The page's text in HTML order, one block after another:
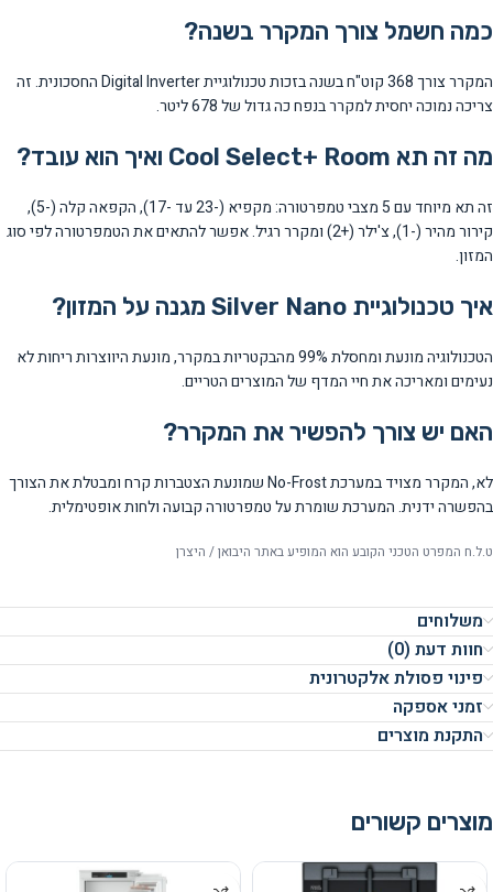
כמה חשמל צורך המקרר בשנה?
המקרר צורך 368 קוט"ח בשנה בזכות טכנולוגיית Digital Inverter החסכונית. זה
צריכה נמוכה יחסית למקרר בנפח כה גדול של 678 ליטר.
מה זה תא Cool Select+ Room ואיך הוא עובד?
זה תא מיוחד עם 5 מצבי טמפרטורה: מקפיא (-23 עד -17), הקפאה קלה (-5),
קירור מהיר (-1), צ'ילר (+2) ומקרר רגיל. אפשר להתאים את הטמפרטורה לפי סוג
המזון.
איך טכנולוגיית Silver Nano מגנה על המזון?
הטכנולוגיה מונעת ומחסלת 99% מהבקטריות במקרר, מונעת היווצרות ריחות לא
נעימים ומאריכה את חיי המדף של המוצרים הטריים.
האם יש צורך להפשיר את המקרר?
לא, המקרר מצויד במערכת No-Frost שמונעת הצטברות קרח ומבטלת את הצורך
בהפשרה ידנית. המערכת שומרת על טמפרטורה קבועה ולחות אופטימלית.
ט.ל.ח המפרט הטכני הקובע הוא המופיע באתר היבואן / היצרן
משלוחים
חוות דעת (0)
פינוי פסולת אלקטרונית
זמני אספקה
התקנת מוצרים
מוצרים קשורים